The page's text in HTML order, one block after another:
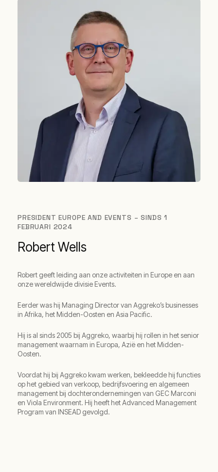
PRESIDENT EUROPE AND EVENTS – SINDS 1
FEBRUARI 2024
Robert Wells
Robert geeft leiding aan onze activiteiten in Europe en aan
onze wereldwijde divisie Events.
Eerder was hij Managing Director van Aggreko’s businesses
in Afrika, het Midden-Oosten en Asia Pacific.
Hij is al sinds 2005 bij Aggreko, waarbij hij rollen in het senior
management waarnam in Europa, Azië en het Midden-
Oosten.
Voordat hij bij Aggreko kwam werken, bekleedde hij functies
op het gebied van verkoop, bedrijfsvoering en algemeen
management bij dochterondernemingen van GEC Marconi
en Viola Environment. Hij heeft het Advanced Management
Program van INSEAD gevolgd.